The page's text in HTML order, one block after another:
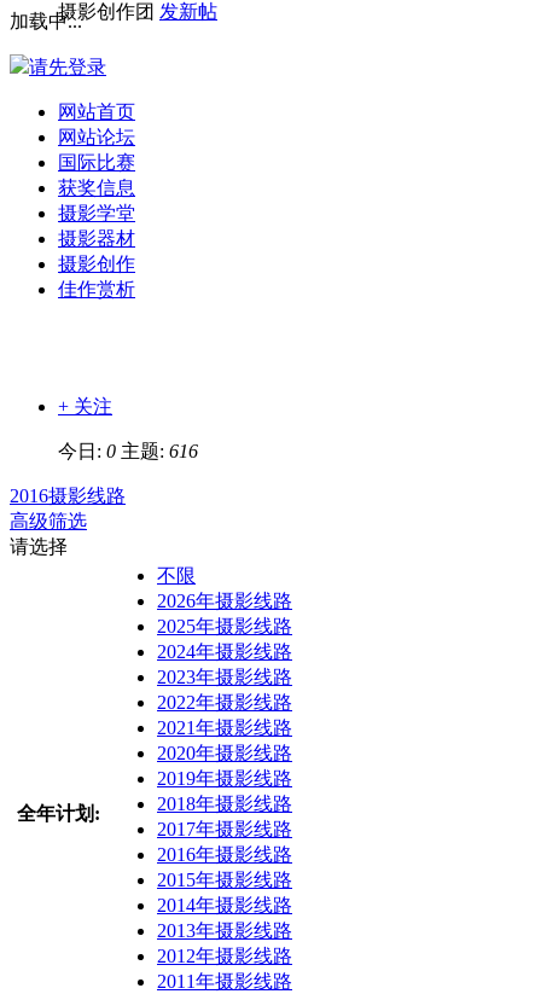
加载中...
请先登录
网站首页
网站论坛
国际比赛
获奖信息
摄影学堂
摄影器材
摄影创作
佳作赏析
摄影创作团 发新帖
+ 关注
今日: 0 主题: 616
2016摄影线路
高级筛选
请选择
全年计划:
不限
2026年摄影线路
2025年摄影线路
2024年摄影线路
2023年摄影线路
2022年摄影线路
2021年摄影线路
2020年摄影线路
2019年摄影线路
2018年摄影线路
2017年摄影线路
2016年摄影线路
2015年摄影线路
2014年摄影线路
2013年摄影线路
2012年摄影线路
2011年摄影线路